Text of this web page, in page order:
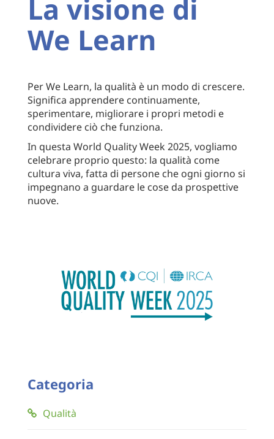
La visione di
We Learn
Per We Learn, la qualità è un modo di crescere.
Significa apprendere continuamente,
sperimentare, migliorare i propri metodi e
condividere ciò che funziona.
In questa World Quality Week 2025, vogliamo
celebrare proprio questo: la qualità come
cultura viva, fatta di persone che ogni giorno si
impegnano a guardare le cose da prospettive
nuove.
Categoria
Qualità